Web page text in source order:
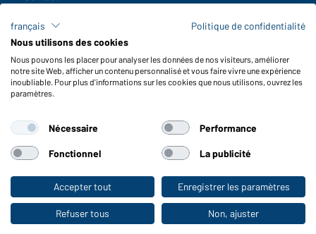
Vers la boutique pour particuliers
Frais de transport
FAQ / Manuel d' utilisation
Vérifier le stock
Reporting system according to whistleblower protection act
Caractéristiques du produit
Conseils d'entretien
Tailles
Couleurs
WORKWEAR COLLECTION
français
Politique de confidentialité
Nous utilisons des cookies
Nous pouvons les placer pour analyser les données de nos visiteurs, améliorer
notre site Web, afficher un contenu personnalisé et vous faire vivre une expérience
inoubliable. Pour plus d'informations sur les cookies que nous utilisons, ouvrez les
paramètres.
Nécessaire Performance
Fonctionnel La publicité
Accepter tout Enregistrer les paramètres
Refuser tous Non, ajuster